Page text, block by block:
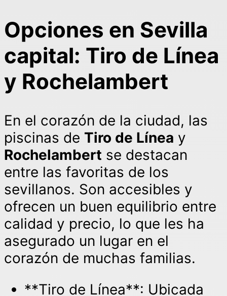
Opciones en Sevilla
capital: Tiro de Línea
y Rochelambert
En el corazón de la ciudad, las
piscinas de Tiro de Línea y
Rochelambert se destacan
entre las favoritas de los
sevillanos. Son accesibles y
ofrecen un buen equilibrio entre
calidad y precio, lo que les ha
asegurado un lugar en el
corazón de muchas familias.
**Tiro de Línea**: Ubicada